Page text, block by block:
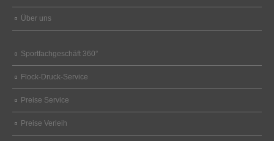
Über uns
Sportfachgeschäft 360°
Flock-Druck-Service
Preise Service
Preise Verleih